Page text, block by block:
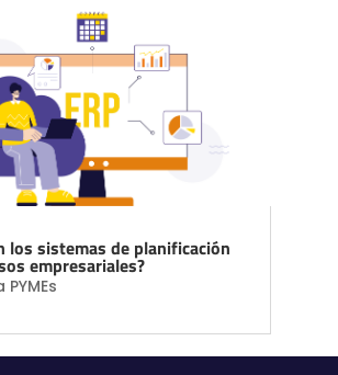
los sistemas de planificación
empresariales?
PYMEs